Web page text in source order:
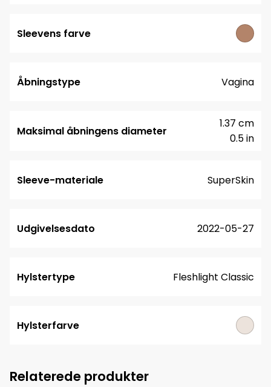
Sleevens farve
Åbningstype Vagina
Maksimal åbningens diameter
0.5 in
1.37 cm
Sleeve-materiale SuperSkin
Udgivelsesdato 2022-05-27
Hylstertype Fleshlight Classic
Hylsterfarve
Relaterede produkter